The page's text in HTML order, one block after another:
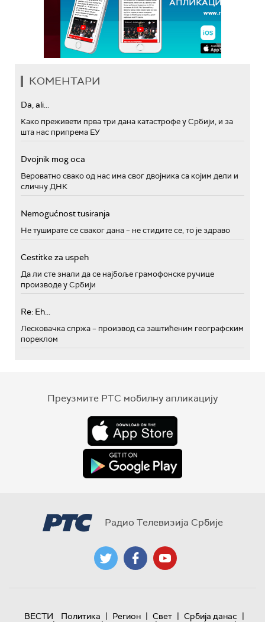
КОМЕНТАРИ
Da, ali...
Како преживети прва три дана катастрофе у Србији, и за
шта нас припрема ЕУ
Dvojnik mog oca
Вероватно свако од нас има свог двојника са којим дели и
сличну ДНК
Nemogućnost tusiranja
Не туширате се сваког дана – не стидите се, то је здраво
Cestitke za uspeh
Да ли сте знали да се најбоље грамофонске ручице
производе у Србији
Re: Eh...
Лесковачка спржа – производ са заштићеним географским
пореклом
Преузмите РТС мобилну апликацију
Радио Телевизија Србије
ВЕСТИ Политика | Регион | Свет | Србија данас |